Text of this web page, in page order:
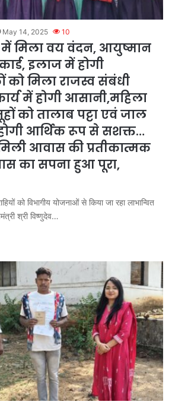
May 14, 2025 10
में मिला वय वंदन, आयुष्मान
इलाज में होगी
मिला राजस्व संबंधी
में होगी आसानी,महिला
को तालाब पट्टा एवं जाल
आर्थिक रूप से सशक्त…
मिली आवास की प्रतीकात्मक
का सपना हुआ पूरा,
को विभागीय योजनाओं से किया जा रहा लाभान्वित
श्री विष्णुदेव…